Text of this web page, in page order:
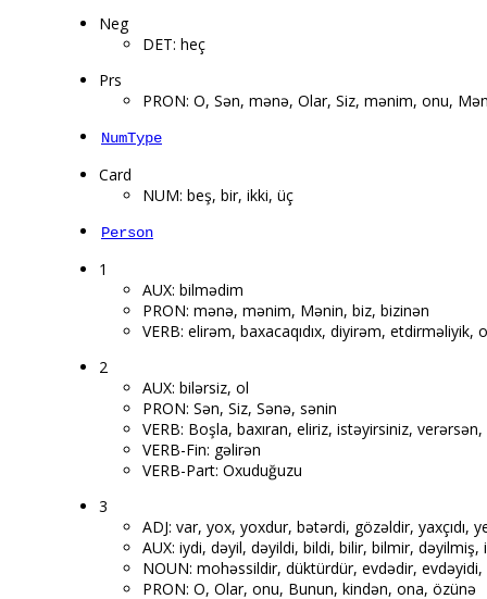
Neg
DET: heç
Prs
PRON: O, Sən, mənə, Olar, Siz, mənim, onu,
NumType
Card
NUM: beş, bir, ikki, üç
Person
1
AUX: bilmədim
PRON: mənə, mənim, Mənin, biz, bizinən
VERB: elirəm, baxacaqıdıx, diyirəm, etdirməliyik,
2
AUX: bilərsiz, ol
PRON: Sən, Siz, Sənə, sənin
VERB: Boşla, baxıran, eliriz, istəyirsiniz,
VERB-Fin: gəlirən
VERB-Part: Oxuduğuzu
3
ADJ: var, yox, yoxdur, bətərdi, gözəldir, yaxçıdı,
AUX: iydi, dəyil, dəyildi, bildi, bilir, bilmir, dəyilmiş,
NOUN: mohəssildir, düktürdür, evdədir,
PRON: O, Olar, onu, Bunun, kindən, ona, özünə